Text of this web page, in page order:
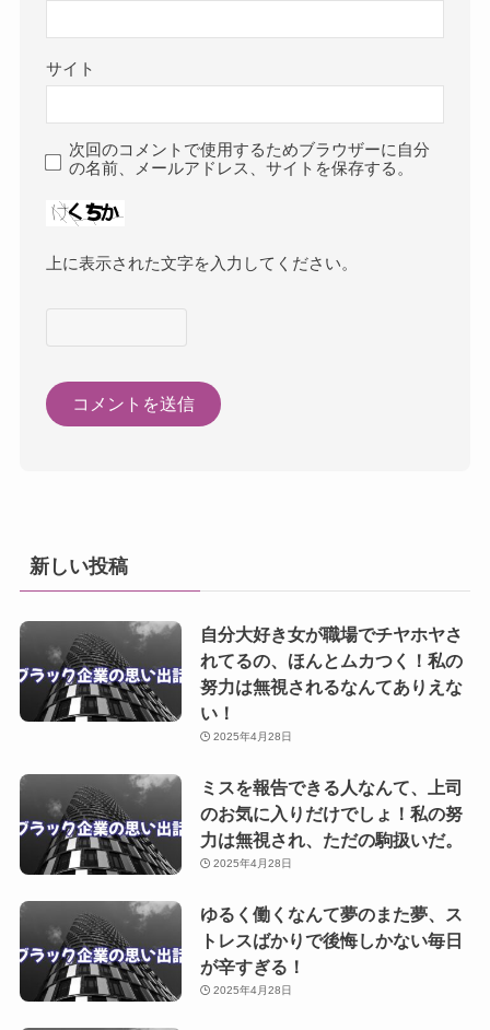
サイト
次回のコメントで使用するためブラウザーに自分
の名前、メールアドレス、サイトを保存する。
上に表示された文字を入力してください。
新しい投稿
自分大好き女が職場でチヤホヤさ
れてるの、ほんとムカつく！私の
努力は無視されるなんてありえな
い！
2025年4月28日
ミスを報告できる人なんて、上司
のお気に入りだけでしょ！私の努
力は無視され、ただの駒扱いだ。
2025年4月28日
ゆるく働くなんて夢のまた夢、ス
トレスばかりで後悔しかない毎日
が辛すぎる！
2025年4月28日